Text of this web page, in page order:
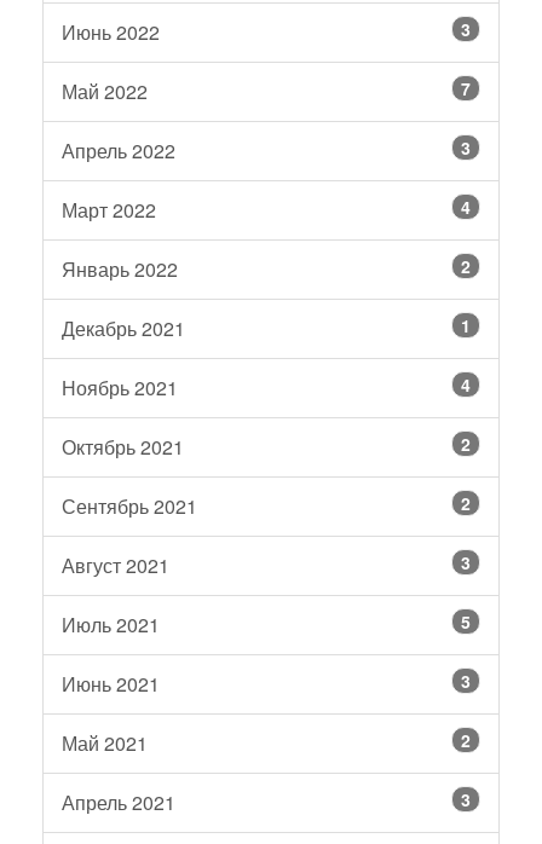
Июнь 2022 3
Май 2022 7
Апрель 2022 3
Март 2022 4
Январь 2022 2
Декабрь 2021 1
Ноябрь 2021 4
Октябрь 2021 2
Сентябрь 2021 2
Август 2021 3
Июль 2021 5
Июнь 2021 3
Май 2021 2
Апрель 2021 3